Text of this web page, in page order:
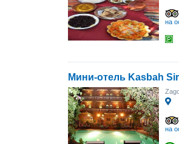
на
Мини-отель Kasbah
на